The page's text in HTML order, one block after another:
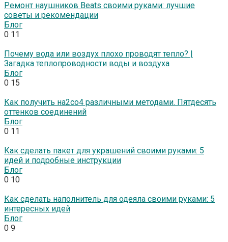
Ремонт наушников Beats своими руками: лучшие
советы и рекомендации
Блог
0 11
Почему вода или воздух плохо проводят тепло? |
Загадка теплопроводности воды и воздуха
Блог
0 15
Как получить на2со4 различными методами. Пятдесять
оттенков соединений
Блог
0 11
Как сделать пакет для украшений своими руками: 5
идей и подробные инструкции
Блог
0 10
Как сделать наполнитель для одеяла своими руками: 5
интересных идей
Блог
0 9